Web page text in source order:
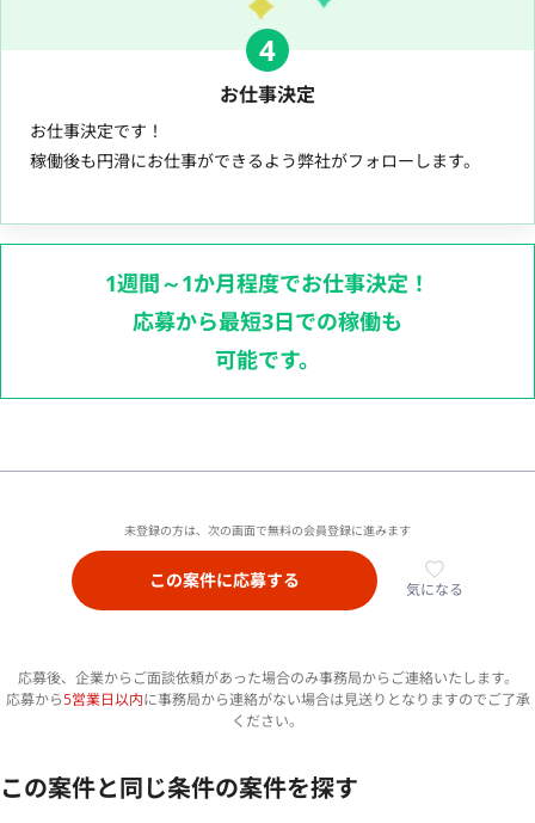
4
お仕事決定
お仕事決定です！
稼働後も円滑にお仕事ができるよう弊社がフォローします。
1週間～1か月程度でお仕事決定！
応募から最短3日での稼働も
可能です。
未登録の方は、次の画面で無料の会員登録に進みます
この案件に応募する 気になる
応募後、企業からご面談依頼があった場合のみ事務局からご連絡いたします。
応募から5営業日以内に事務局から連絡がない場合は見送りとなりますのでご了承
ください。
この案件と同じ条件の案件を探す